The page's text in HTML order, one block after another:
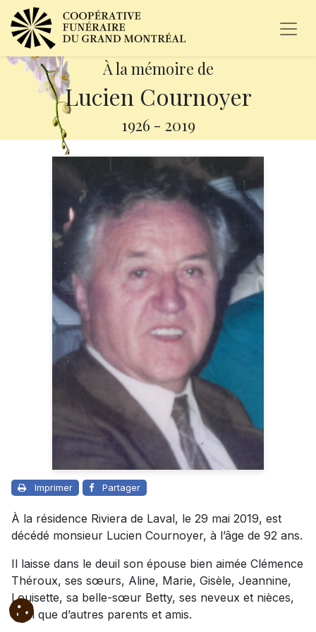
À la mémoire de
Lucien Cournoyer
1926 - 2019
Imprimer Partager
À la résidence Riviera de Laval, le 29 mai 2019, est
décédé monsieur Lucien Cournoyer, à l’âge de 92 ans.
Il laisse dans le deuil son épouse bien aimée Clémence
Théroux, ses sœurs, Aline, Marie, Gisèle, Jeannine,
Louisette, sa belle-sœur Betty, ses neveux et nièces,
ainsi que d’autres parents et amis.